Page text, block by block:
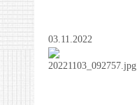
03.11.2022